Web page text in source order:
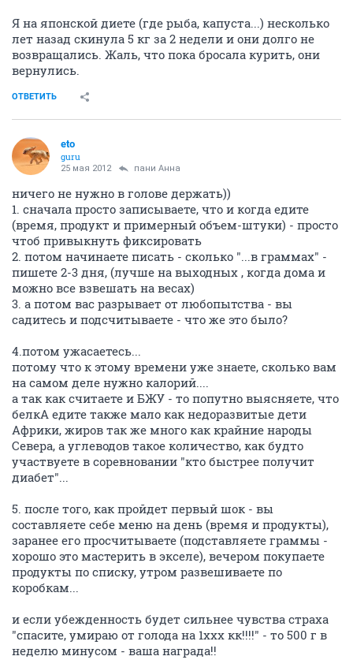
Я на японской диете (где рыба, капуста...) несколько
лет назад скинула 5 кг за 2 недели и они долго не
возвращались. Жаль, что пока бросала курить, они
вернулись.
ОТВЕТИТЬ
eto
guru
25 мая 2012 пани Анна
ничего не нужно в голове держать))
1. сначала просто записываете, что и когда едите
(время, продукт и примерный объем-штуки) - просто
чтоб привыкнуть фиксировать
2. потом начинаете писать - сколько "...в граммах" -
пишете 2-3 дня, (лучше на выходных , когда дома и
можно все взвешать на весах)
3. а потом вас разрывает от любопытства - вы
садитесь и подсчитываете - что же это было?
4.потом ужасаетесь...
потому что к этому времени уже знаете, сколько вам
на самом деле нужно калорий....
а так как считаете и БЖУ - то попутно выясняете, что
белкА едите также мало как недоразвитые дети
Африки, жиров так же много как крайние народы
Севера, а углеводов такое количество, как будто
участвуете в соревновании "кто быстрее получит
диабет"...
5. после того, как пройдет первый шок - вы
составляете себе меню на день (время и продукты),
заранее его просчитываете (подставляете граммы -
хорошо это мастерить в экселе), вечером покупаете
продукты по списку, утром развешиваете по
коробкам...
и если убежденность будет сильнее чувства страха
"спасите, умираю от голода на 1ххх кк!!!!" - то 500 г в
неделю минусом - ваша награда!!